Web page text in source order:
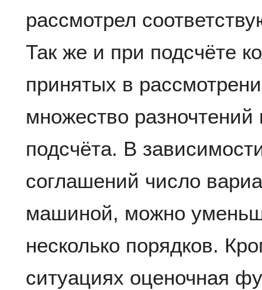
рассмотрел
Так же и при подсчёте
принятых в
множество разночтений
подсчёта. В
соглашений число
машиной, можно
несколько порядков.
ситуациях оценочная